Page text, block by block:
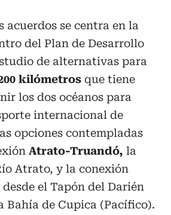
acuerdos se centra en la
del Plan de Desarrollo
de alternativas para
kilómetros que tiene
los dos océanos para
internacional de
opciones contempladas
Atrato-Truandó, la
Atrato, y la conexión
el Tapón del Darién
Bahía de Cupica (Pacífico).